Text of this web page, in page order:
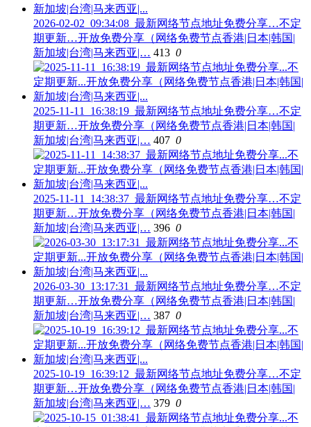
2026-02-02_09:34:08_最新网络节点地址免费分享…不定
期更新…开放免费分享（网络免费节点香港|日本|韩国|
新加坡|台湾|马来西亚|… 413 0
2025-11-11_16:38:19_最新网络节点地址免费分享…不定
期更新…开放免费分享（网络免费节点香港|日本|韩国|
新加坡|台湾|马来西亚|… 407 0
2025-11-11_14:38:37_最新网络节点地址免费分享…不定
期更新…开放免费分享（网络免费节点香港|日本|韩国|
新加坡|台湾|马来西亚|… 396 0
2026-03-30_13:17:31_最新网络节点地址免费分享…不定
期更新…开放免费分享（网络免费节点香港|日本|韩国|
新加坡|台湾|马来西亚|… 387 0
2025-10-19_16:39:12_最新网络节点地址免费分享…不定
期更新…开放免费分享（网络免费节点香港|日本|韩国|
新加坡|台湾|马来西亚|… 379 0